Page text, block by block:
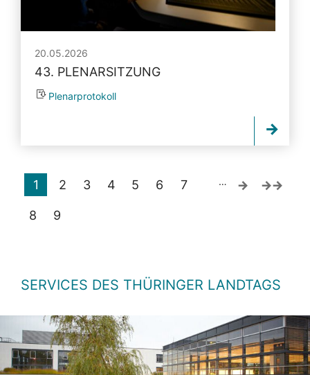
20.05.2026
43. PLENARSITZUNG
Plenarprotokoll
1 2 3 4 5 6 7
8 9
…
SERVICES DES THÜRINGER LANDTAGS